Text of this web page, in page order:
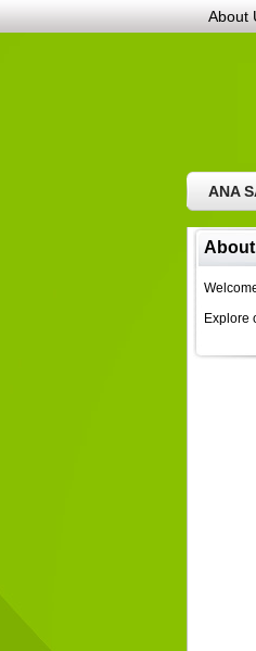
About
ANA
Explore